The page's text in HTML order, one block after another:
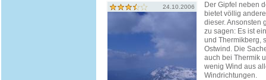
24.10.2006
Der Gipfel neben
bietet völlig
dieser. Ansonsten
zu sagen: Es ist
und Thermikberg,
Ostwind. Die
auch bei Thermik
wenig Wind aus
Windrichtungen.